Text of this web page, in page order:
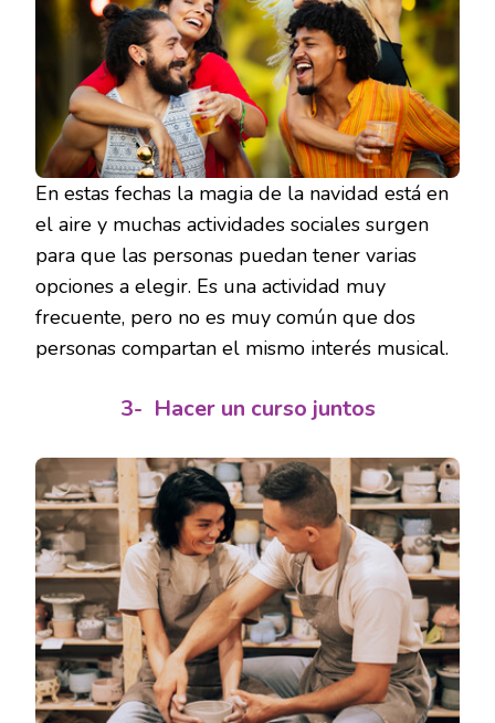
En estas fechas la magia de la navidad está en
el aire y muchas actividades sociales surgen
para que las personas puedan tener varias
opciones a elegir. Es una actividad muy
frecuente, pero no es muy común que dos
personas compartan el mismo interés musical.
3- Hacer un curso juntos